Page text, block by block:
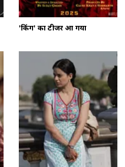
'किंग' का टीजर आ गया